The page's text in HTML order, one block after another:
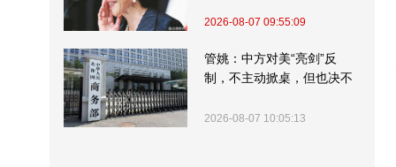
2026-08-07 09:55:09
管姚：中方对美“亮剑”反
制，不主动掀桌，但也决不
2026-08-07 10:05:13